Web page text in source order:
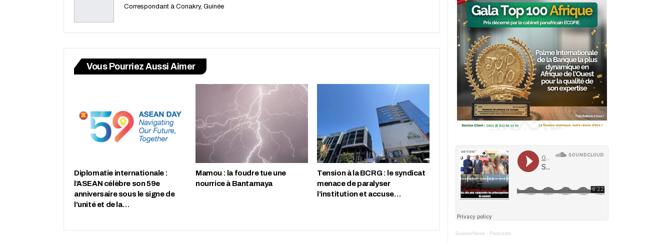
Correspondant à Conakry, Guinée
Vous Pourriez Aussi Aimer
Diplomatie internationale :
l’ASEAN célèbre son 59e
anniversaire sous le signe de
l’unité et de la…
Mamou : la foudre tue une
nourrice à Bantamaya
Tension à la BCRG : le syndicat
menace de paralyser
l’institution et accuse…
GuineeNews · Podcasts